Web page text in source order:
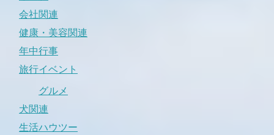
会社関連
健康・美容関連
年中行事
旅行イベント
グルメ
犬関連
生活ハウツー